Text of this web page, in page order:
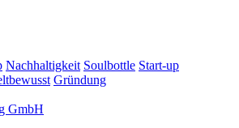
Nachhaltigkeit Soulbottle Start-up
Gründung
GmbH